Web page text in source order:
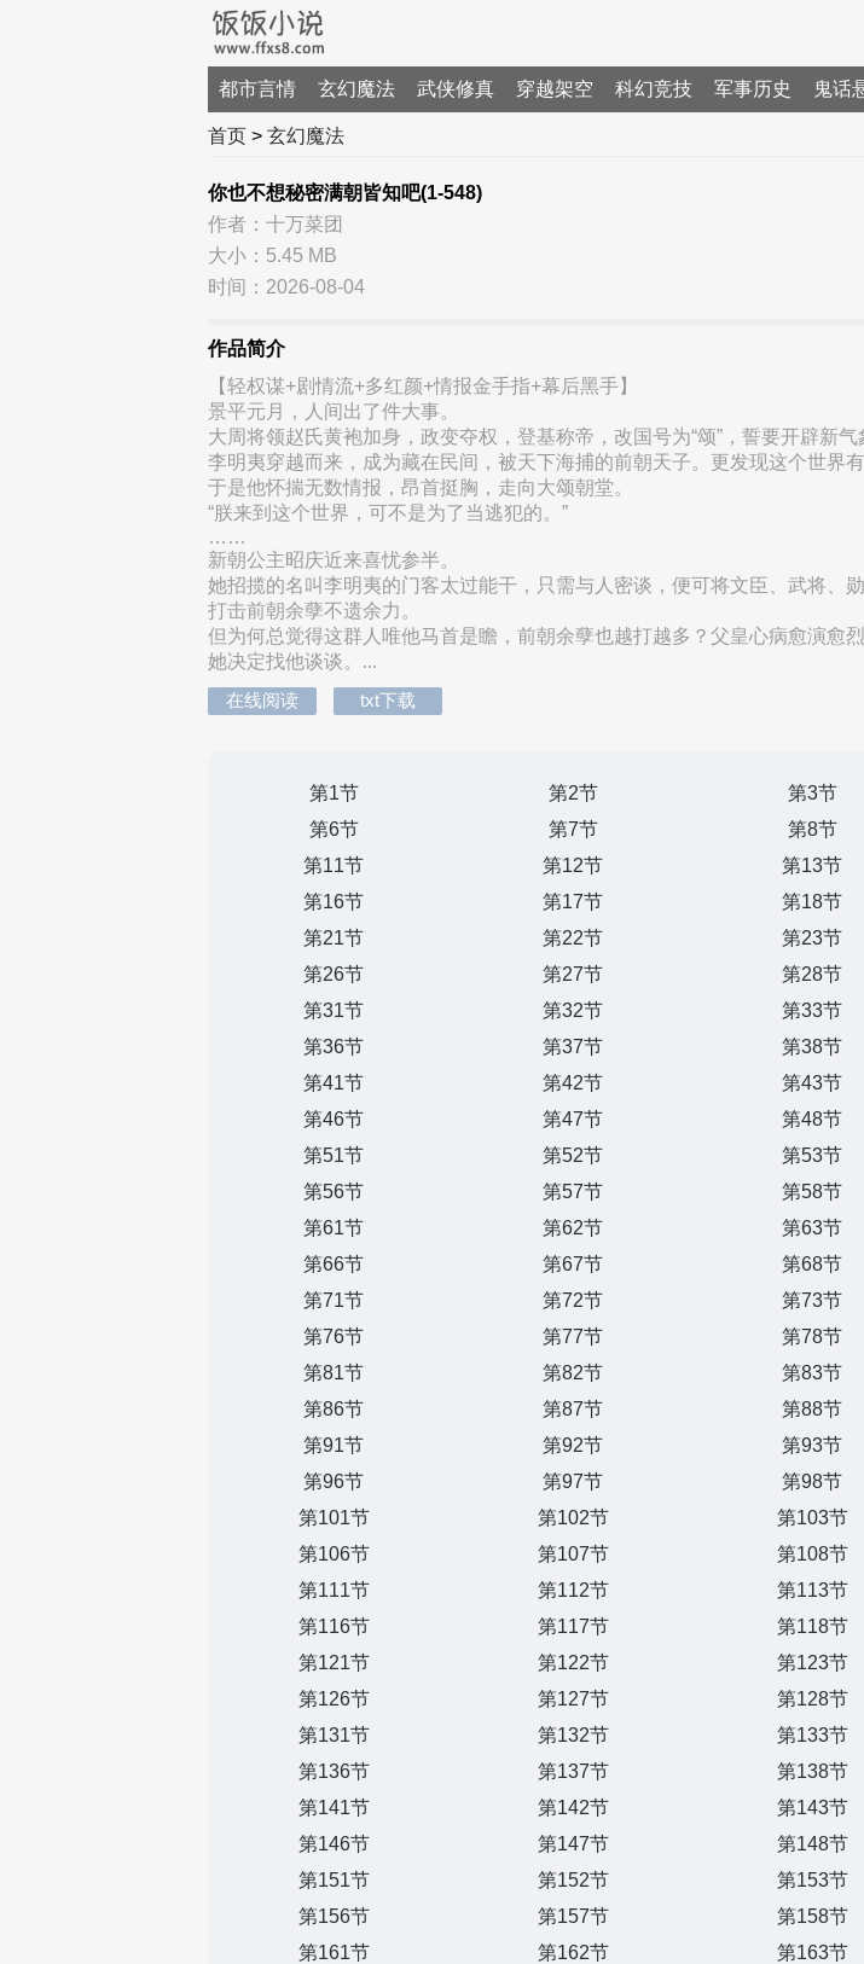
都市言情 玄幻魔法 武侠修真 穿越架空 科幻竞技 军事历史 鬼话
首页 > 玄幻魔法
你也不想秘密满朝皆知吧(1-548)
作者：十万菜团
大小：5.45 MB
时间：2026-08-04
作品简介
【轻权谋+剧情流+多红颜+情报金手指+幕后黑手】
景平元月，人间出了件大事。
大周将领赵氏黄袍加身，政变夺权，登基称帝，改国号为“颂”，誓要开辟新
李明夷穿越而来，成为藏在民间，被天下海捕的前朝天子。更发现这个世界
于是他怀揣无数情报，昂首挺胸，走向大颂朝堂。
“朕来到这个世界，可不是为了当逃犯的。”
……
新朝公主昭庆近来喜忧参半。
她招揽的名叫李明夷的门客太过能干，只需与人密谈，便可将文臣、武将
打击前朝余孽不遗余力。
但为何总觉得这群人唯他马首是瞻，前朝余孽也越打越多？父皇心病愈演愈烈
她决定找他谈谈。...
在线阅读
txt下载
第1节 第2节 第3节
第6节
第7节 第8节
第11节
第12节 第13节
第16节
第17节 第18节
第21节
第22节 第23节
第26节
第27节 第28节
第31节
第32节 第33节
第36节
第37节 第38节
第41节
第42节 第43节
第46节
第47节 第48节
第51节
第52节 第53节
第56节
第57节 第58节
第61节
第62节 第63节
第66节
第67节 第68节
第71节
第72节 第73节
第76节
第77节 第78节
第81节
第82节 第83节
第86节
第87节 第88节
第91节
第92节 第93节
第96节
第97节 第98节
第101节
第102节 第103节
第106节
第107节 第108节
第111节
第112节 第113节
第116节
第117节 第118节
第121节
第122节 第123节
第126节
第127节 第128节
第131节
第132节 第133节
第136节
第137节 第138节
第141节
第142节 第143节
第146节
第147节 第148节
第151节
第152节 第153节
第156节
第157节 第158节
第161节
第162节 第163节